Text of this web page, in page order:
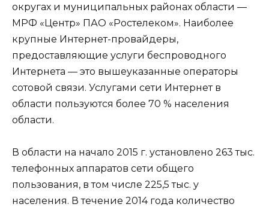
округах и муниципальных районах области —
МРФ «Центр» ПАО «Ростелеком». Наиболее
крупные Интернет-провайдеры,
предоставляющие услуги беспроводного
Интернета — это вышеуказанные операторы
сотовой связи. Услугами сети Интернет в
области пользуются более 70 % населения
области.
В области на начало 2015 г. установлено 263 тыс.
телефонных аппаратов сети общего
пользования, в том числе 225,5 тыс. у
населения. В течение 2014 года количество